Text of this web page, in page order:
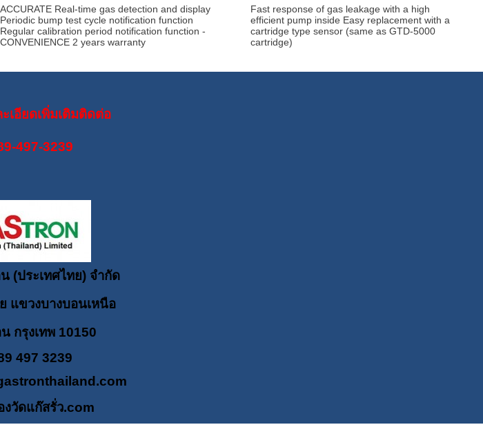
ACCURATE Real-time gas detection and display
Periodic bump test cycle notification function
Regular calibration period notification function -
CONVENIENCE 2 years warranty
Fast response of gas leakage with a high
efficient pump inside Easy replacement with a
cartridge type sensor (same as GTD-5000
cartridge)
เอียดเพิ่มเติมติดต่อ
497-3239
(ประเทศไทย) จำกัด
แขวงบางบอนเหนือ
กรุงเทพ 10150
497 3239
งวัดแก๊สรั่ว.com